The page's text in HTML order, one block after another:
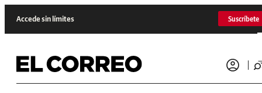
Accede sin límites Suscríbete